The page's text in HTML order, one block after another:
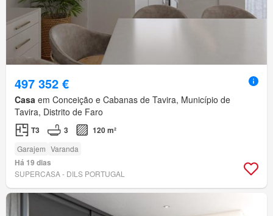
497 352 €
Casa em Conceição e Cabanas de Tavira, Município de
Tavira, Distrito de Faro
T3 3 120 m²
Garajem Varanda
Há 19 dias
SUPERCASA - DILS PORTUGAL